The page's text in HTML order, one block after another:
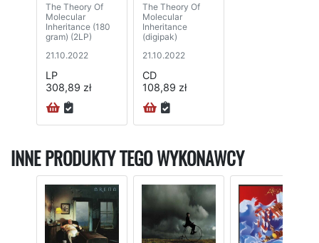
The Theory Of
Molecular
Inheritance (180
gram) (2LP)
21.10.2022
LP
308,89 zł
The Theory Of
Molecular
Inheritance
(digipak)
21.10.2022
CD
108,89 zł
INNE PRODUKTY TEGO WYKONAWCY